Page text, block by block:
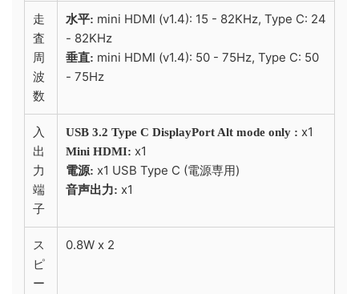
走
査
周
波
数
水平: mini HDMI (v1.4): 15 - 82KHz, Type C: 24
- 82KHz
垂直: mini HDMI (v1.4): 50 - 75Hz, Type C: 50
- 75Hz
入
出
力
端
子
USB 3.2 Type C DisplayPort Alt mode only : x1
Mini HDMI: x1
電源: x1 USB Type C (電源専用)
音声出力: x1
ス
ピ
ー
0.8W x 2